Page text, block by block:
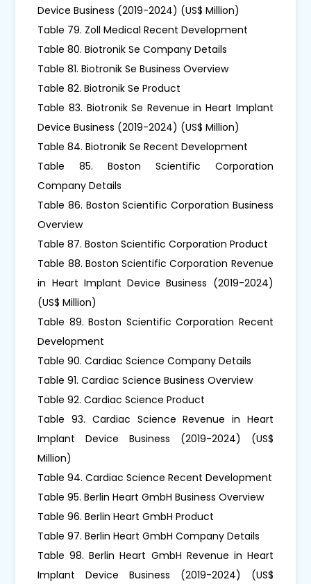
Device Business (2019-2024) (US$ Million)
Table 79. Zoll Medical Recent Development
Table 80. Biotronik Se Company Details
Table 81. Biotronik Se Business Overview
Table 82. Biotronik Se Product
Table 83. Biotronik Se Revenue in Heart Implant
Device Business (2019-2024) (US$ Million)
Table 84. Biotronik Se Recent Development
Table 85. Boston Scientific Corporation
Company Details
Table 86. Boston Scientific Corporation Business
Overview
Table 87. Boston Scientific Corporation Product
Table 88. Boston Scientific Corporation Revenue
in Heart Implant Device Business (2019-2024)
(US$ Million)
Table 89. Boston Scientific Corporation Recent
Development
Table 90. Cardiac Science Company Details
Table 91. Cardiac Science Business Overview
Table 92. Cardiac Science Product
Table 93. Cardiac Science Revenue in Heart
Implant Device Business (2019-2024) (US$
Million)
Table 94. Cardiac Science Recent Development
Table 95. Berlin Heart GmbH Business Overview
Table 96. Berlin Heart GmbH Product
Table 97. Berlin Heart GmbH Company Details
Table 98. Berlin Heart GmbH Revenue in Heart
Implant Device Business (2019-2024) (US$